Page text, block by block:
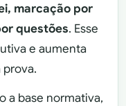
marcação por
questões. Esse
e aumenta
a base normativa,